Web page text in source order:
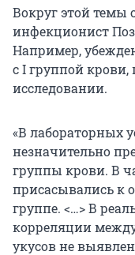
Вокруг этой темы
инфекционист
Например,
с I группой крови,
исследовании.
«В лабораторных
незначительно
группы крови. В
присасывались к
группе. <…> В
корреляции
укусов не